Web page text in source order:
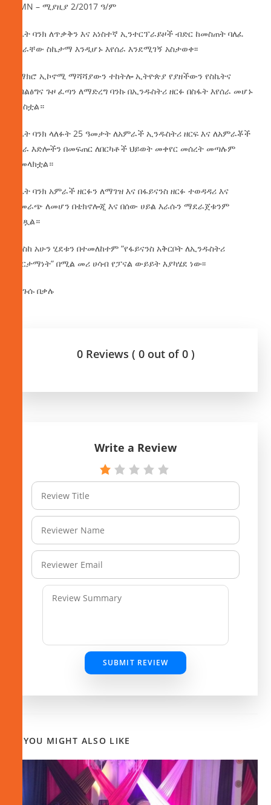
AMN – ሚያዚያ 2/2017 ዓ/ም
ስኬት ባንክ ለጥቃቅን እና አነስተኛ ኢንተርፕራይዞች ብድር ከመስጠት ባለፈ
በስራቸው ስኬታማ እንዲሆኑ እየሰራ እንደሚገኝ አስታወቀ፡፡
የማክሮ ኢኮኖሚ ማሻሻያውን ተከትሎ ኢትዮጵያ የያዘችውን የስኬትና
የብልፅግና ጉዞ ፈጣን ለማድረግ ባንኩ በኢንዱስትሪ ዘርፉ በስፋት እየሰራ መሆኑ
ተነስቷል።
ስኬት ባንክ ላለፉት 25 ዓመታት ለአምራች ኢንዱስትሪ ዘርፍ እና ለአምራቾች
የስራ እድሎችን በመፍጠር ለበርካቶች ህይወት መቀየር መሰረት መጣሉም
ተመላክቷል።
ስኬት ባንክ አምራች ዘርፉን ለማገዝ እና በፋይናንስ ዘርፉ ተወዳዳሪ እና
ተመራጭ ለመሆን በቴክኖሎጂ እና በሰው ሀይል እራሱን ማደራጀቱንም
ገልጿል።
የእስከ አሁን ሂደቱን በተመለከተም “የፋይናንስ አቅርቦት ለኢንዱስትሪ
ምርታማነት” በሚል መሪ ሀሳብ የፓናል ውይይት እያካሄደ ነው፡፡
በንጉሱ በቃሉ
0 Reviews ( 0 out of 0 )
Write a Review
SUBMIT REVIEW
YOU MIGHT ALSO LIKE